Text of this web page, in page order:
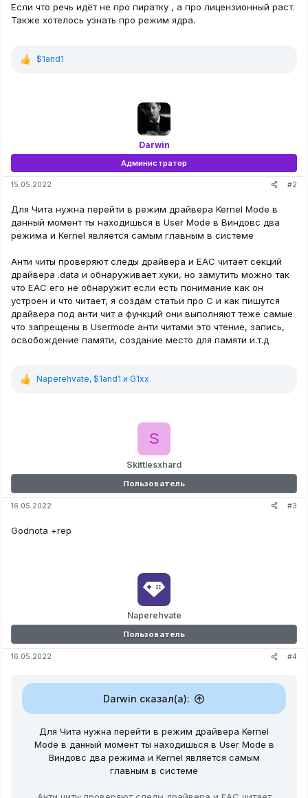
Если что речь идёт не про пиратку , а про лицензионный раст.
Также хотелось узнать про режим ядра.
Р
$1and1
Darwin
Администратор
15.05.2022 #2
Для Чита нужна перейти в режим драйвера Kernel Mode в
данный момент ты находишься в User Mode в Виндовс два
режима и Kernel является самым главным в системе
Анти читы проверяют следы драйвера и EAC читает секций
драйвера .data и обнаруживает хуки, но замутить можно так
что EAC его не обнаружит если есть понимание как он
устроен и что читает, я создам статьи про C и как пишутся
драйвера под анти чит а функций они выполняют теже самые
что запрещены в Usermode анти читами это чтение, запись,
освобождение памяти, создание место для памяти и.т.д
Р
Naperehvate, $1and1 и G1xx
Skittlesxhard
S
Пользователь
16.05.2022 #3
Godnota +rep
Naperehvate
Пользователь
16.05.2022 #4
Darwin сказал(а):
Для Чита нужна перейти в режим драйвера Kernel
Mode в данный момент ты находишься в User Mode в
Виндовс два режима и Kernel является самым
главным в системе